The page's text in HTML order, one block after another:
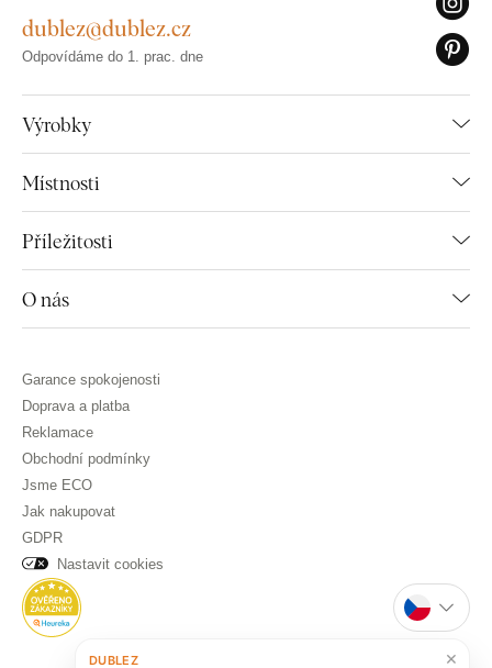
Výrobky
Místnosti
Příležitosti
O nás
dublez@dublez.cz
Odpovídáme do 1. prac. dne
Garance spokojenosti
Doprava a platba
Reklamace
Obchodní podmínky
Jsme ECO
Jak nakupovat
GDPR
Nastavit cookies
DUBLEZ ×